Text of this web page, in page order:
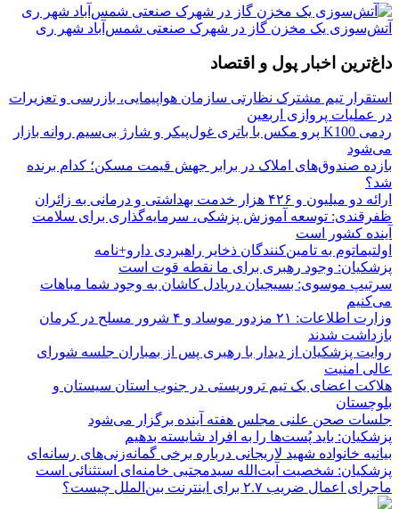
آتش‌سوزی یک مخزن گاز در شهرک صنعتی شمس‌آباد شهر ری
داغ‌ترین اخبار پول و اقتصاد
استقرار تیم مشترک نظارتی سازمان هواپیمایی، بازرسی و تعزیرات
در عملیات پروازی اربعین
ردمی K100 پرو مکس با باتری غول‌پیکر و شارژ بی‌سیم روانه بازار
می‌شود
بازده صندوق‌های املاک در برابر جهش قیمت مسکن؛ کدام برنده
شد؟
ارائه دو میلیون و ۴۲۶ هزار خدمت بهداشتی و درمانی به زائران
ظفرقندی: توسعه آموزش پزشکی، سرمایه‌گذاری برای سلامت
آینده کشور است
اولتیماتوم به تامین‌کنندگان ذخایر راهبردی دارو+نامه
پزشکیان: وجود رهبری برای ما نقطه قوت است
سرتیپ موسوی: بسیجیان دریادل کاشان به وجود شما مباهات
می‌کنیم
وزارت اطلاعات: ۲۱ مزدور موساد و ۴ شرور مسلح در کرمان
بازداشت شدند
روایت پزشکیان از دیدار با رهبری پس از بمباران جلسه شورای
عالی امنیت
هلاکت اعضای یک تیم تروریستی در جنوب استان سیستان و
بلوچستان
جلسات صحن علنی مجلس هفته آینده برگزار می‌شود
پزشکیان: باید پُست‌ها را به افراد شایسته بدهیم
بیانیه خانواده شهید لاریجانی درباره برخی گمانه‌زنی‌های رسانه‌ای
پزشکیان: شخصیت آیت‌الله سیدمجتبی خامنه‌ای استثنائی است
ماجرای اعمال ضریب ۲.۷ برای اینترنت بین‌الملل چیست؟